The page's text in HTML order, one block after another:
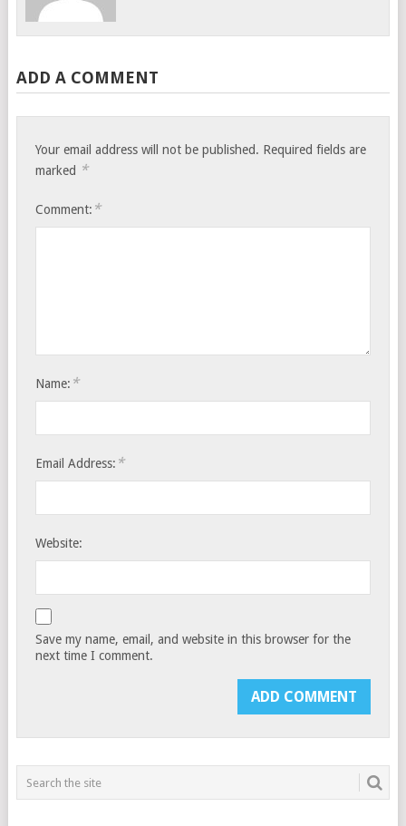
ADD A COMMENT
Your email address will not be published. Required fields are
marked *
Comment: *
Name: *
Email Address: *
Website:
Save my name, email, and website in this browser for the
next time I comment.